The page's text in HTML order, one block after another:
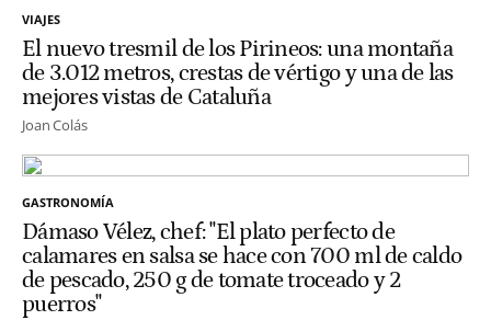
VIAJES
El nuevo tresmil de los Pirineos: una montaña
de 3.012 metros, crestas de vértigo y una de las
mejores vistas de Cataluña
Joan Colás
GASTRONOMÍA
Dámaso Vélez, chef: "El plato perfecto de
calamares en salsa se hace con 700 ml de caldo
de pescado, 250 g de tomate troceado y 2
puerros"